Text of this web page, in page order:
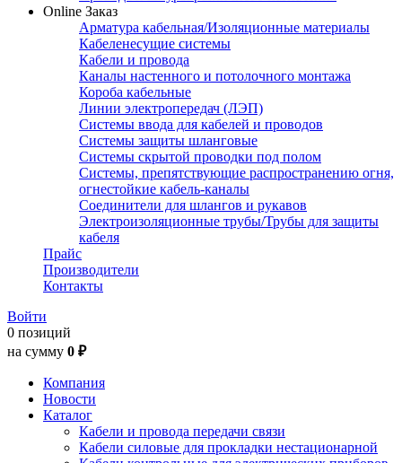
Online Заказ
Арматура кабельная/Изоляционные материалы
Кабеленесущие системы
Кабели и провода
Каналы настенного и потолочного монтажа
Короба кабельные
Линии электропередач (ЛЭП)
Системы ввода для кабелей и проводов
Системы защиты шланговые
Системы скрытой проводки под полом
Системы, препятствующие распространению огня,
огнестойкие кабель-каналы
Соединители для шлангов и рукавов
Электроизоляционные трубы/Трубы для защиты
кабеля
Прайс
Производители
Контакты
Войти
0 позиций
на сумму 0 ₽
Компания
Новости
Каталог
Кабели и провода передачи связи
Кабели силовые для прокладки нестационарной